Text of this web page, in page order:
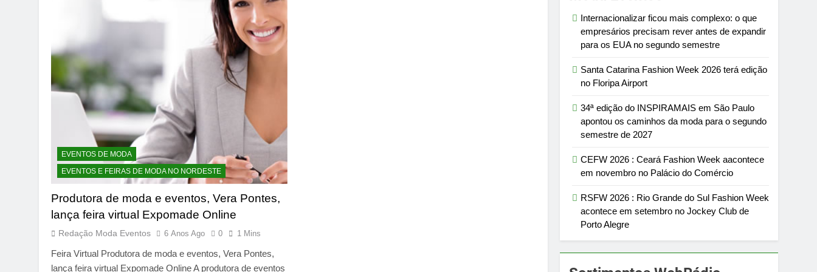
EVENTOS DE MODA
EVENTOS E FEIRAS DE MODA NO NORDESTE
Produtora de moda e eventos, Vera Pontes,
lança feira virtual Expomade Online
Redação Moda Eventos 6 Anos Ago 0 1 Mins
Feira Virtual Produtora de moda e eventos, Vera Pontes,
lança feira virtual Expomade Online A produtora de eventos
Internacionalizar ficou mais complexo: o que
empresários precisam rever antes de expandir
para os EUA no segundo semestre
Santa Catarina Fashion Week 2026 terá edição
no Floripa Airport
34ª edição do INSPIRAMAIS em São Paulo
apontou os caminhos da moda para o segundo
semestre de 2027
CEFW 2026 : Ceará Fashion Week aacontece
em novembro no Palácio do Comércio
RSFW 2026 : Rio Grande do Sul Fashion Week
acontece em setembro no Jockey Club de
Porto Alegre